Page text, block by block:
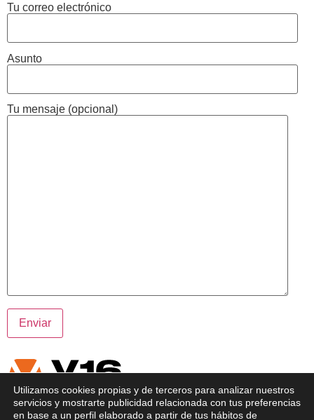
Tu correo electrónico
Asunto
Tu mensaje (opcional)
Comprar Online las mejores Balizas para tu coche o moto
Utilizamos cookies propias y de terceros para analizar nuestros
servicios y mostrarte publicidad relacionada con tus preferencias
en base a un perfil elaborado a partir de tus hábitos de